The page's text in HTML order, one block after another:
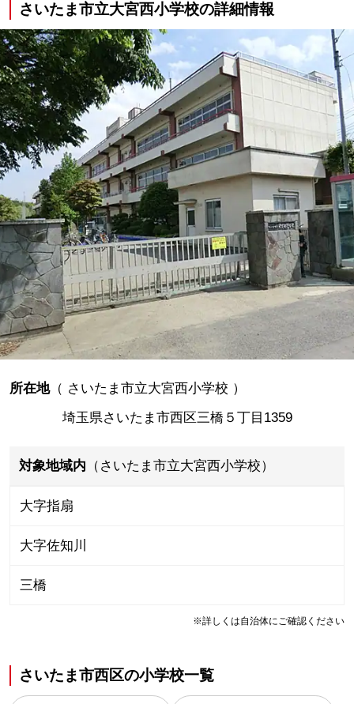
さいたま市立大宮西小学校の詳細情報
所在地（ さいたま市立大宮西小学校 ）
埼玉県さいたま市西区三橋５丁目1359
対象地域内 （さいたま市立大宮西小学校）
大字指扇
大字佐知川
三橋
※詳しくは自治体にご確認ください
さいたま市西区の小学校一覧